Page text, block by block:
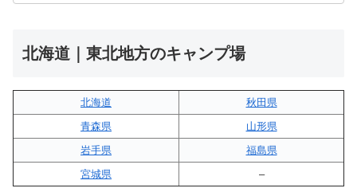
北海道｜東北地方のキャンプ場
北海道
秋田県
青森県
山形県
岩手県
福島県
宮城県
–